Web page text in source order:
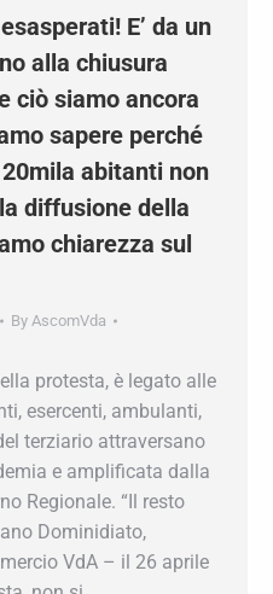
E’ da
alla
ciò
rossa. Vogliamo
regione con
si riesca a
della pandemia.
sul nostro
protesta, è legato
esercenti,
del terziario
della pandemia e
del Governo
– sottolinea Graziano